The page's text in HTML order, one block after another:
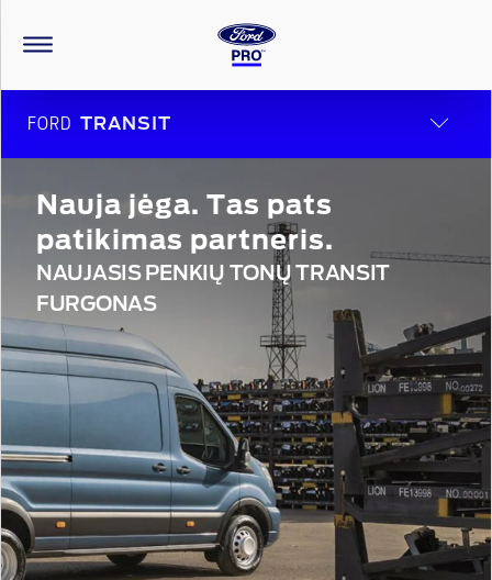
FORD TRANSIT
Nauja jėga. Tas pats
patikimas partneris.
NAUJASIS PENKIŲ TONŲ TRANSIT
FURGONAS